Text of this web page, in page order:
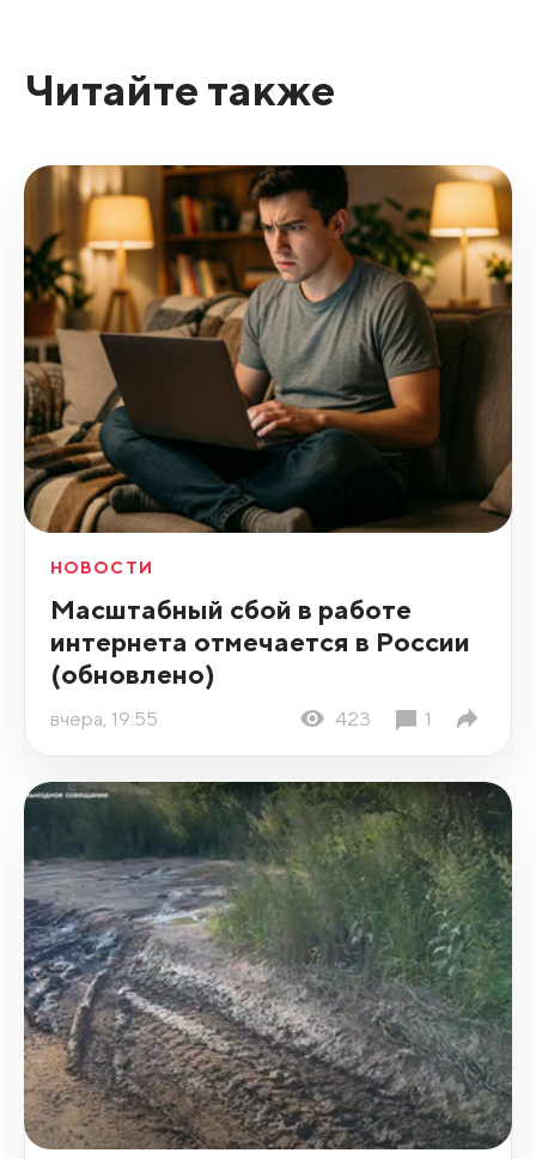
Читайте также
НОВОСТИ
Масштабный сбой в работе
интернета отмечается в России
(обновлено)
вчера, 19:55 423 1